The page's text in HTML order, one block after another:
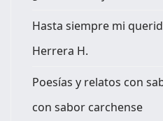
Hasta siempre mi
Herrera H.
Poesías y relatos con
con sabor carchense